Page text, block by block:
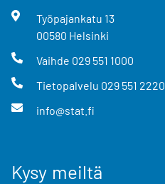
Työpajankatu 13
00580 Helsinki
Vaihde 029 551 1000
Tietopalvelu 029 551 2220
info@stat.fi
Kysy meiltä